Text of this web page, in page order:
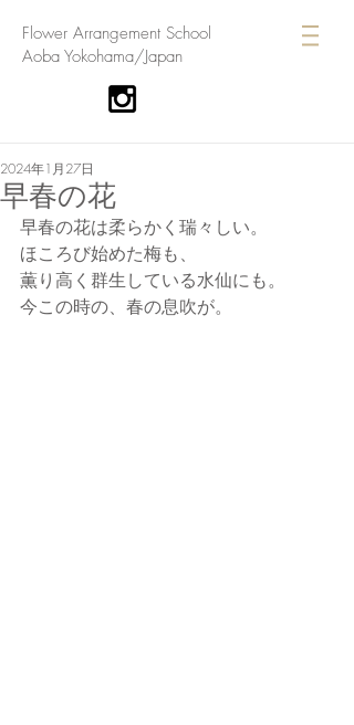
​Flower Arrangement School
Aoba Yokohama/Japan
早春の花
2024年1月27日
早春の花は柔らかく瑞々しい。
ほころび始めた梅も、
薫り高く群生している水仙にも。
今この時の、春の息吹が。